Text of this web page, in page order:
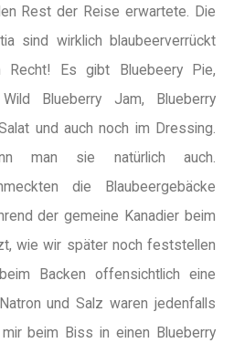
Rest der Reise erwartete. Die
sind wirklich blaubeerverrückt
Es gibt Bluebeery Pie,
Blueberry Jam, Blueberry
und auch noch im Dressing.
man sie natürlich auch.
die Blaubeergebäcke
der gemeine Kanadier beim
wie wir später noch feststellen
Backen offensichtlich eine
und Salz waren jedenfalls
beim Biss in einen Blueberry